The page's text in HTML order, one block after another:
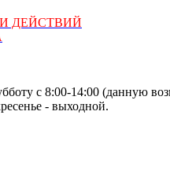
ДЕЙСТВИЙ
с 8:00-14:00 (данную
- выходной.